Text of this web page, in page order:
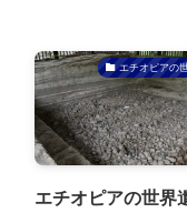
エチオピアの
エチオピアの世界